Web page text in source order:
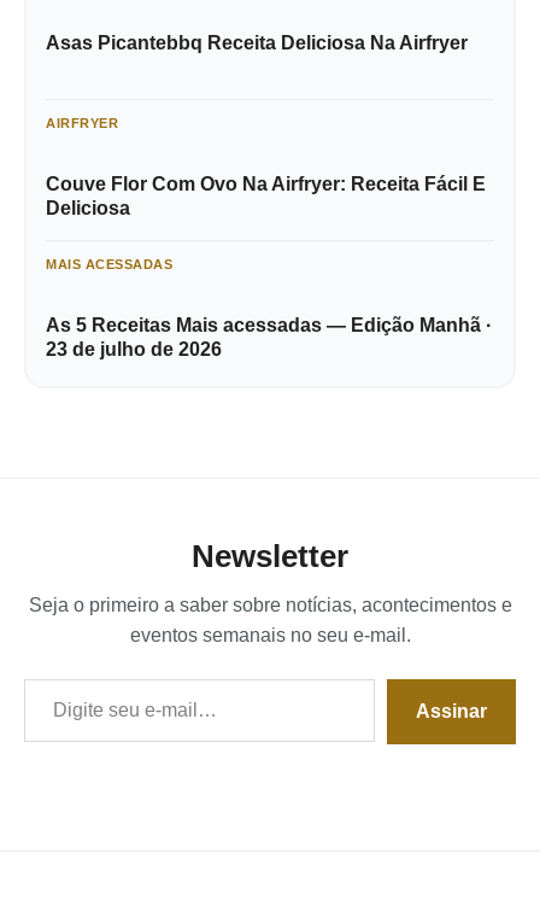
Asas Picantebbq Receita Deliciosa Na Airfryer
AIRFRYER
Couve Flor Com Ovo Na Airfryer: Receita Fácil E
Deliciosa
MAIS ACESSADAS
As 5 Receitas Mais acessadas — Edição Manhã ·
23 de julho de 2026
Newsletter
Seja o primeiro a saber sobre notícias, acontecimentos e
eventos semanais no seu e-mail.
Digite seu e-mail…
Assinar